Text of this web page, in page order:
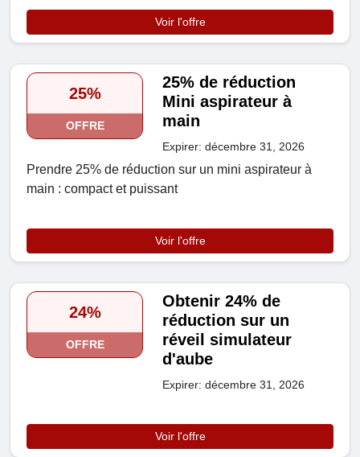
Voir l'offre
25%
OFFRE
25% de réduction
Mini aspirateur à
main
Expirer: décembre 31, 2026
Prendre 25% de réduction sur un mini aspirateur à
main : compact et puissant
Voir l'offre
24%
OFFRE
Obtenir 24% de
réduction sur un
réveil simulateur
d'aube
Expirer: décembre 31, 2026
Voir l'offre